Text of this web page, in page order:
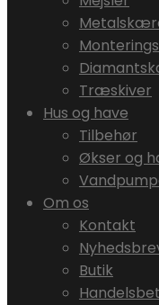
Træskiver
Hus og have
Tilbehør
Økser og
Om os
Kontakt
Butik